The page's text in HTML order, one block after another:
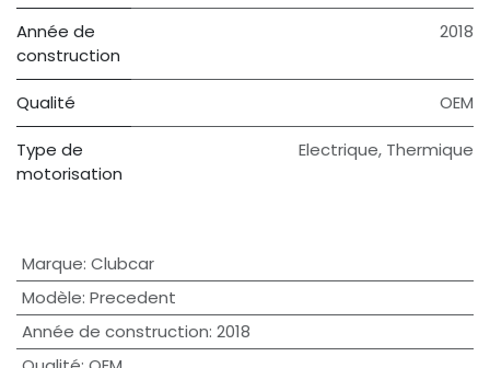
Année de
construction
2018
Qualité OEM
Type de
motorisation
Electrique, Thermique
Marque: Clubcar
Modèle: Precedent
Année de construction: 2018